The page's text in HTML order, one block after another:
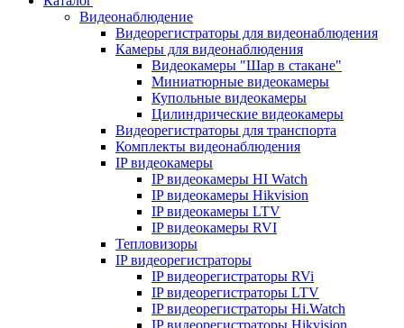
Видеонаблюдение
Видеорегистраторы для видеонаблюдения
Камеры для видеонаблюдения
Видеокамеры "Шар в стакане"
Миниатюрные видеокамеры
Купольные видеокамеры
Цилиндрические видеокамеры
Видеорегистраторы для транспорта
Комплекты видеонаблюдения
IP видеокамеры
IP видеокамеры HI Watch
IP видеокамеры Hikvision
IP видеокамеры LTV
IP видеокамеры RVI
Тепловизоры
IP видеорегистраторы
IP видеорегистраторы RVi
IP видеорегистраторы LTV
IP видеорегистраторы Hi.Watch
IP видеорегистраторы Hikvision